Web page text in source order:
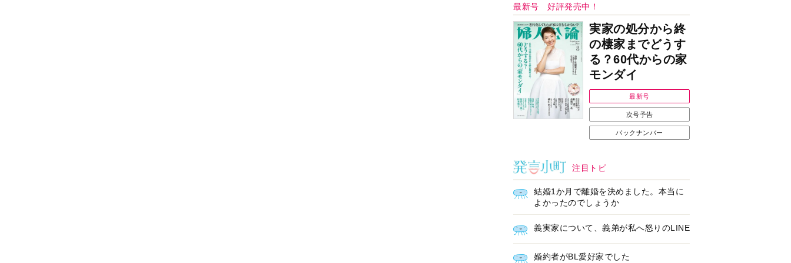
ＡＩで始める遺言を書
く前の準備セミナー開
催
耳にすっぽり！オーテ
ィコン補聴器、新しい
スタイルで All in Ear
の「オーティコン ジー
ル」を発売
トするオープンイヤー
型イヤホン「kikippa イ
ヤホン HERALBONY
モデル」発売
ージについてのお詫び
と訂正